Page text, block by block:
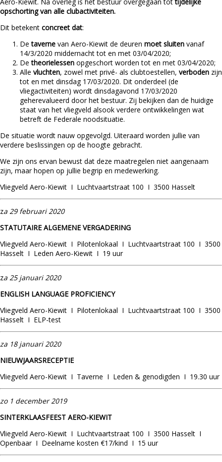
opschorting van alle clubactiviteiten.
Dit betekent concreet dat:
Detaverne van Aero-Kiewit de deuren moet sluiten vanaf
14/3/2020 middernacht tot en met 03/04/2020;
Detheorielessen opgeschort worden tot en met 03/04/2020;
Alle vluchten, zowel met privé- als clubtoestellen, verboden zijn
tot en met dinsdag 17/03/2020. Dit onderdeel (de
vliegactiviteiten) wordt dinsdagavond 17/03/2020
geherevalueerd door het bestuur. Zij bekijken dan de huidige
staat van het vliegveld alsook verdere ontwikkelingen wat
betreft de Federale noodsituatie.
De situatie wordt nauw opgevolgd. Uiteraard worden jullie van
verdere beslissingen op de hoogte gebracht.
We zijn ons ervan bewust dat deze maatregelen niet aangenaam
zijn, maar hopen op jullie begrip en medewerking.
Vliegveld Aero-Kiewit I Luchtvaartstraat 100 I 3500 Hasselt
za 29 februari 2020
STATUTAIRE ALGEMENE VERGADERING
Vliegveld Aero-Kiewit I Pilotenlokaal I Luchtvaartstraat 100 I 3500
Hasselt I Leden Aero-Kiewit I 19 uur
za 25 januari 2020
ENGLISH LANGUAGE PROFICIENCY
Vliegveld Aero-Kiewit I Pilotenlokaal I Luchtvaartstraat 100 I 3500
Hasselt I ELP-test
za 18 januari 2020
NIEUWJAARSRECEPTIE
Vliegveld Aero-Kiewit I Taverne I Leden & genodigden I 19.30 uur
zo 1 december 2019
SINTERKLAASFEEST AERO-KIEWIT
Vliegveld Aero-Kiewit I Luchtvaartstraat 100 I 3500 Hasselt I
Openbaar I Deelname kosten €17/kind I 15 uur